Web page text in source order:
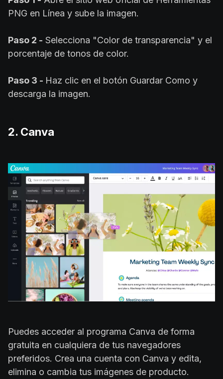
PNG en Línea y sube la imagen.
Paso 2 - Selecciona "Color de transparencia" y el
porcentaje de tonos de color.
Paso 3 - Haz clic en el botón Guardar Como y
descarga la imagen.
2. Canva
Puedes acceder al programa Canva de forma
gratuita en cualquiera de tus navegadores
preferidos. Crea una cuenta con Canva y edita,
elimina o cambia tus imágenes de producto.